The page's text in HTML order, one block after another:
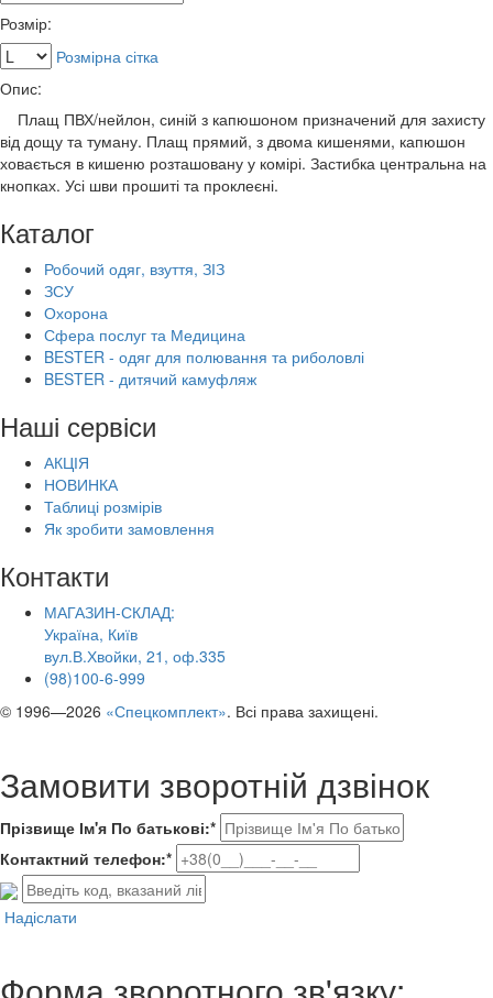
Розмір:
Розмірна сітка
Опис:
Плащ ПВХ/нейлон, синій з капюшоном призначений для захисту
від дощу та туману. Плащ прямий, з двома кишенями, капюшон
ховається в кишеню розташовану у комірі. Застибка центральна на
кнопках. Усі шви прошиті та проклеєні.
Каталог
Робочий одяг, взуття, ЗІЗ
ЗСУ
Охорона
Сфера послуг та Медицина
BESTER - одяг для полювання та риболовлі
BESTER - дитячий камуфляж
Наші сервіси
АКЦІЯ
НОВИНКА
Таблиці розмірів
Як зробити замовлення
Контакти
МАГАЗИН-СКЛАД:
Україна, Київ
вул.В.Хвойки, 21, оф.335
(98)100-6-999
© 1996—2026 «Спецкомплект». Всі права захищені.
Замовити зворотній дзвінок
Прізвище Ім'я По батькові:*
Контактний телефон:*
Надіслати